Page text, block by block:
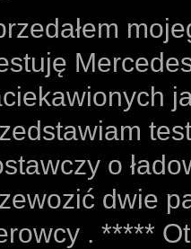
o
dwie
. *****